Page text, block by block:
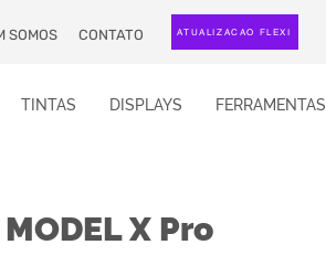
SOMOS CONTATO ATUALIZAÇÃO FLEXI
TINTAS DISPLAYS FERRAMENTAS
X Pro